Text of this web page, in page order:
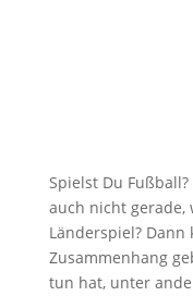
Spielst Du
auch nicht
Länderspiel?
Zusammenhang
tun hat, unter